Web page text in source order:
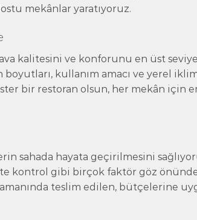
mekânlar yaratıyoruz.
kalitesini ve konforunu en üst
boyutları, kullanım amacı ve yerel
bir restoran olsun, her mekân için
sahada hayata geçirilmesini
kontrol gibi birçok faktör göz
teslim edilen, bütçelerine